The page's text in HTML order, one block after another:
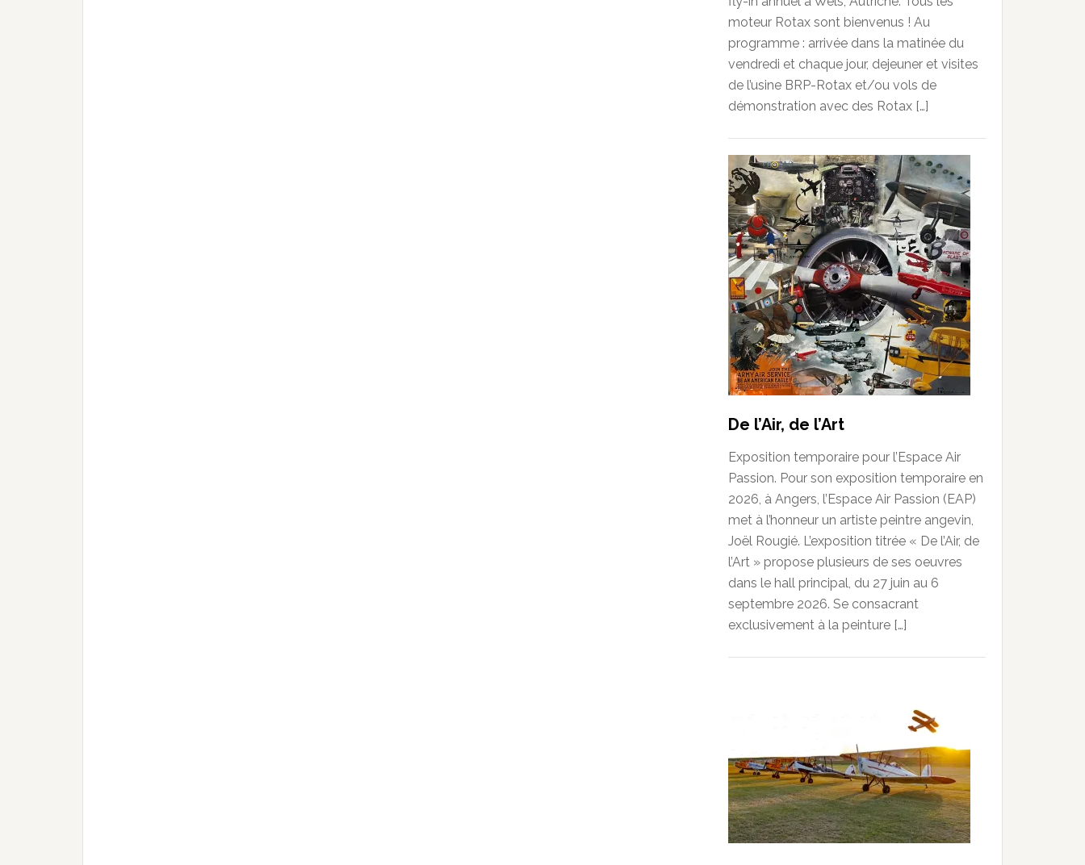
moteur Rotax sont bienvenus ! Au
programme : arrivée dans la matinée du
vendredi et chaque jour, dejeuner et visites
de l’usine BRP-Rotax et/ou vols de
démonstration avec des Rotax […]
De l’Air, de l’Art
Exposition temporaire pour l’Espace Air
Passion. Pour son exposition temporaire en
2026, à Angers, l’Espace Air Passion (EAP)
met à l’honneur un artiste peintre angevin,
Joël Rougié. L’exposition titrée « De l’Air, de
l’Art » propose plusieurs de ses oeuvres
dans le hall principal, du 27 juin au 6
septembre 2026. Se consacrant
exclusivement à la peinture […]